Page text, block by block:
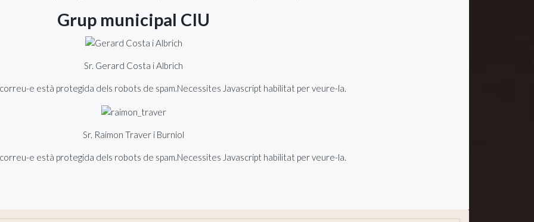
Grup municipal CIU
Sr. Gerard Costa i Albrich
e està protegida dels robots de spam.Necessites Javascript habilitat per veure-la.
Sr. Raimon Traver i Burniol
e està protegida dels robots de spam.Necessites Javascript habilitat per veure-la.
Joan de les Abadesses